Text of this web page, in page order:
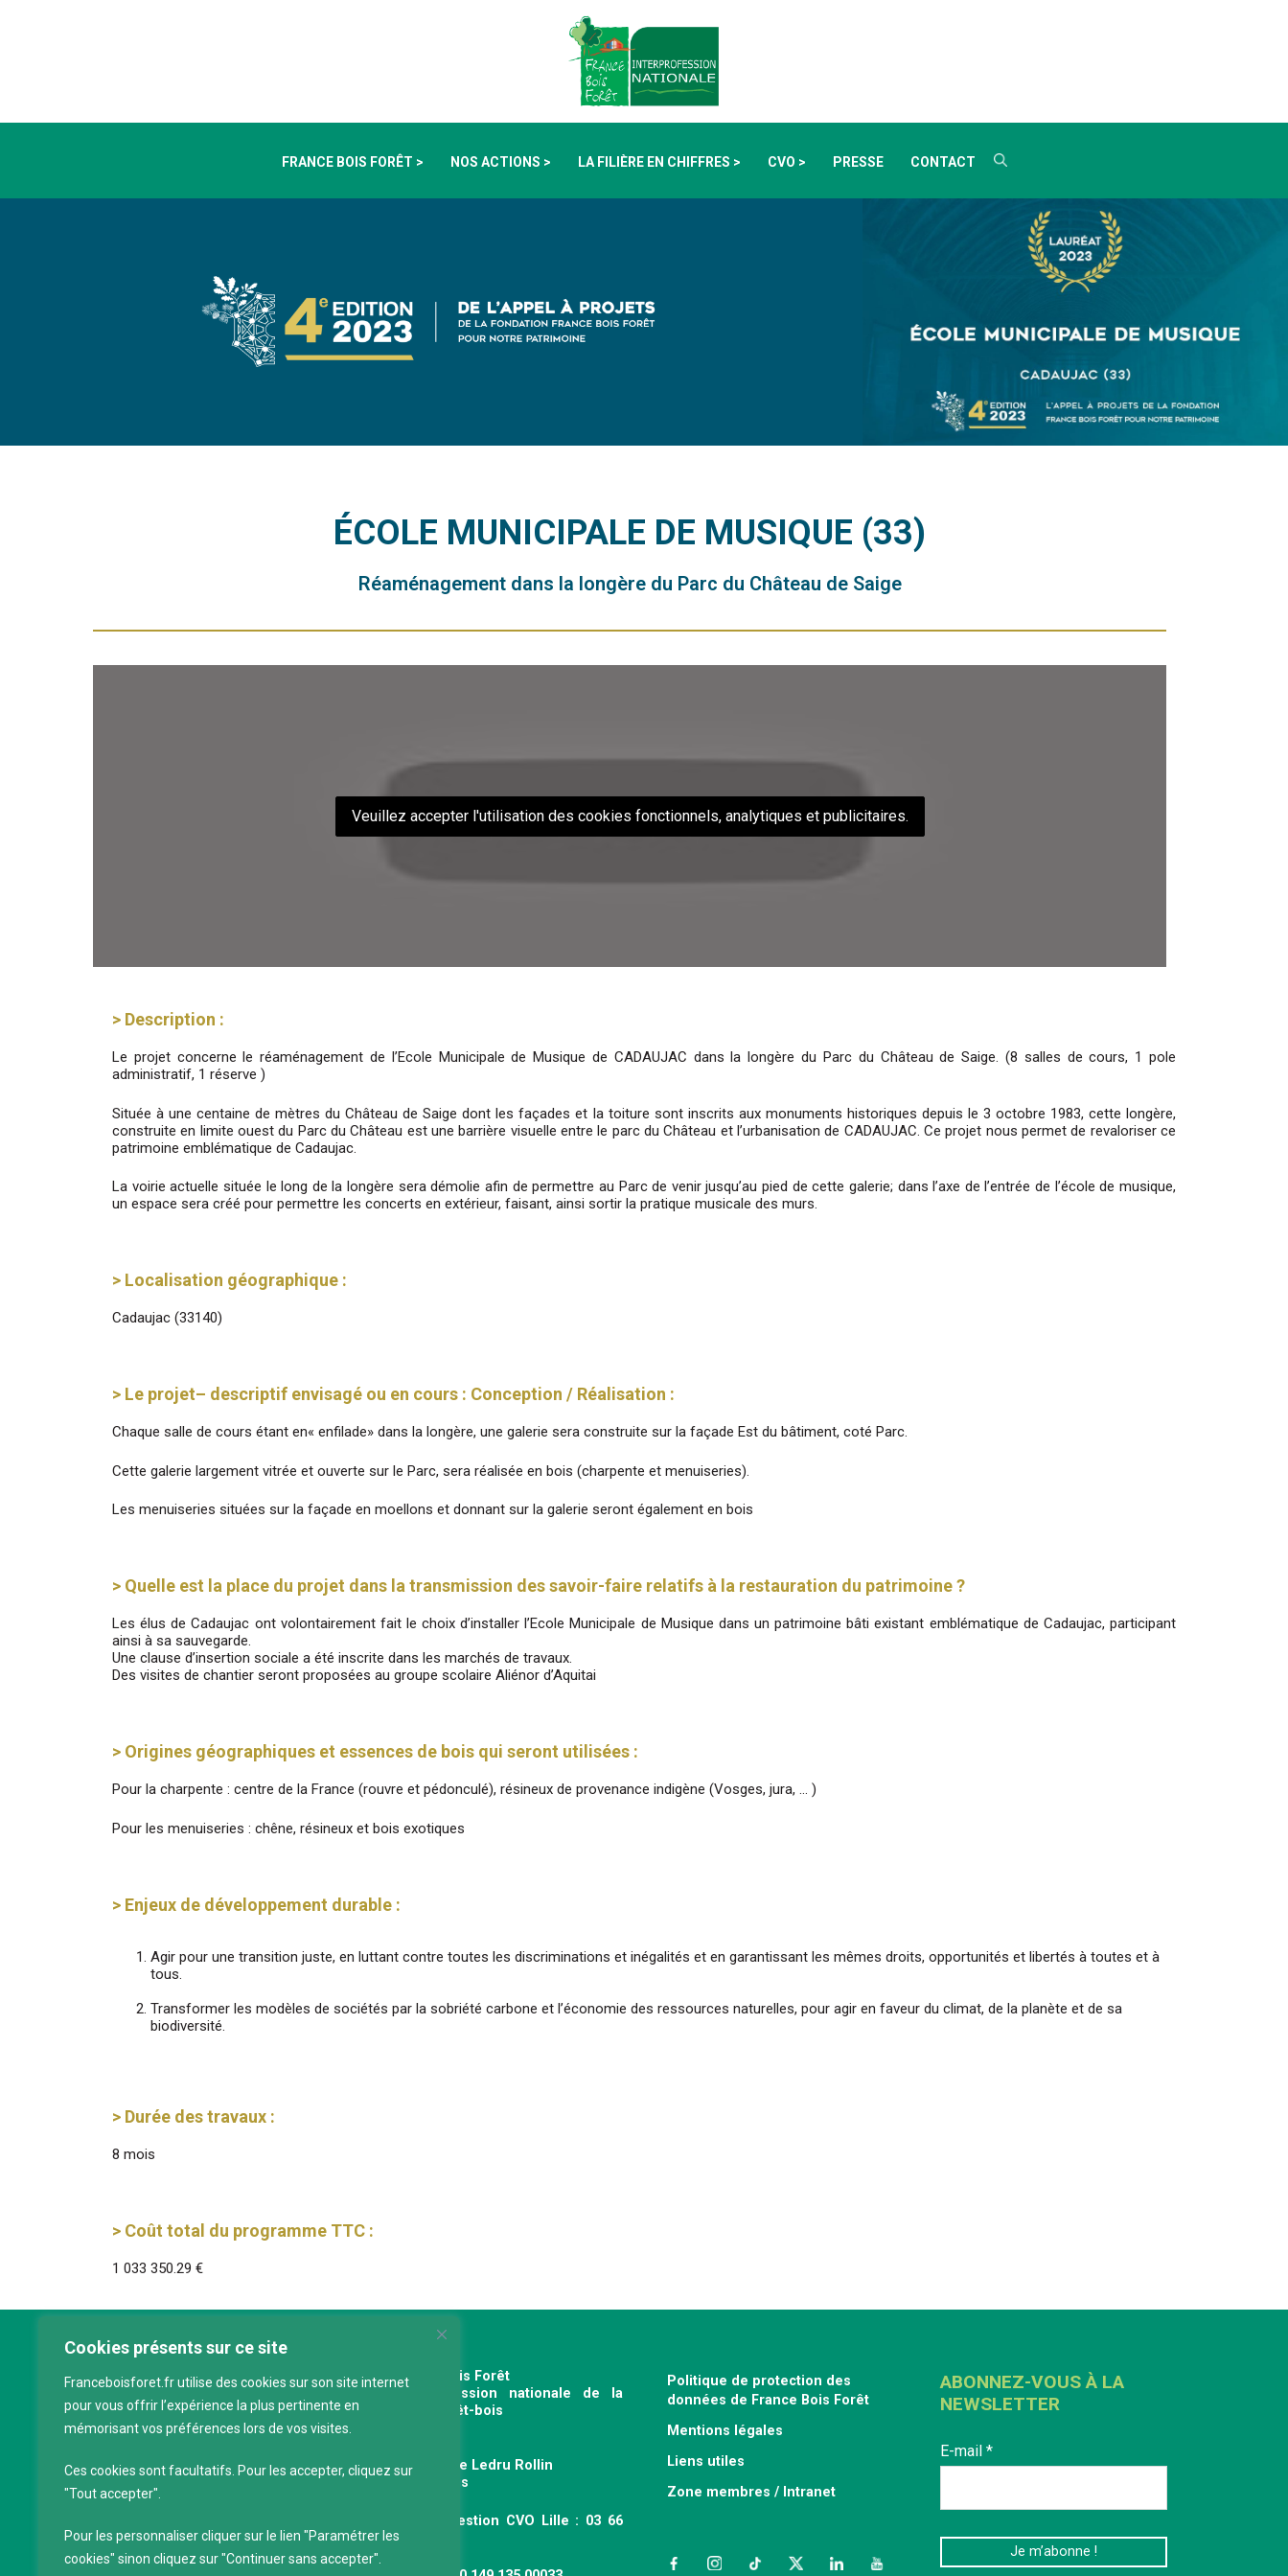
Cookies présents sur ce site
Franceboisforet.fr utilise des cookies sur son site internet
pour vous offrir l’expérience la plus pertinente en
mémorisant vos préférences lors de vos visites.
Ces cookies sont facultatifs. Pour les accepter, cliquez sur
"Tout accepter".
Pour les personnaliser cliquer sur le lien "Paramétrer les
cookies" sinon cliquez sur "Continuer sans accepter".
FRANCE BOIS FORÊT > NOS ACTIONS > LA FILIÈRE EN CHIFFRES > CVO > PRESSE CONTACT
ÉCOLE MUNICIPALE DE MUSIQUE (33)
Réaménagement dans la longère du Parc du Château de Saige
Veuillez accepter l'utilisation des cookies fonctionnels, analytiques et publicitaires.
> Description :
Le projet concerne le réaménagement de l’Ecole Municipale de Musique de CADAUJAC dans la longère du Parc du Château de Saige. (8 salles de cours, 1 pole
administratif, 1 réserve )
Située à une centaine de mètres du Château de Saige dont les façades et la toiture sont inscrits aux monuments historiques depuis le 3 octobre 1983, cette longère,
construite en limite ouest du Parc du Château est une barrière visuelle entre le parc du Château et l’urbanisation de CADAUJAC. Ce projet nous permet de revaloriser ce
patrimoine emblématique de Cadaujac.
La voirie actuelle située le long de la longère sera démolie afin de permettre au Parc de venir jusqu’au pied de cette galerie; dans l’axe de l’entrée de l’école de musique,
un espace sera créé pour permettre les concerts en extérieur, faisant, ainsi sortir la pratique musicale des murs.
> Localisation géographique :
Cadaujac (33140)
> Le projet– descriptif envisagé ou en cours : Conception / Réalisation :
Chaque salle de cours étant en« enfilade» dans la longère, une galerie sera construite sur la façade Est du bâtiment, coté Parc.
Cette galerie largement vitrée et ouverte sur le Parc, sera réalisée en bois (charpente et menuiseries).
Les menuiseries situées sur la façade en moellons et donnant sur la galerie seront également en bois
> Quelle est la place du projet dans la transmission des savoir-faire relatifs à la restauration du patrimoine ?
Les élus de Cadaujac ont volontairement fait le choix d’installer l’Ecole Municipale de Musique dans un patrimoine bâti existant emblématique de Cadaujac, participant
ainsi à sa sauvegarde.
Une clause d’insertion sociale a été inscrite dans les marchés de travaux.
Des visites de chantier seront proposées au groupe scolaire Aliénor d’Aquitai
> Origines géographiques et essences de bois qui seront utilisées :
Pour la charpente : centre de la France (rouvre et pédonculé), résineux de provenance indigène (Vosges, jura, … )
Pour les menuiseries : chêne, résineux et bois exotiques
> Enjeux de développement durable :
Agir pour une transition juste, en luttant contre toutes les discriminations et inégalités et en garantissant les mêmes droits, opportunités et libertés à toutes et à
tous.
Transformer les modèles de sociétés par la sobriété carbone et l’économie des ressources naturelles, pour agir en faveur du climat, de la planète et de sa
biodiversité.
> Durée des travaux :
8 mois
> Coût total du programme TTC :
1 033 350.29 €
France Bois Forêt
Interprofession nationale de la
filière forêt-bois
120 avenue Ledru Rollin
75011 Paris
Service gestion CVO Lille : 03 66
88 39 63
Politique de protection des
données de France Bois Forêt
Mentions légales
Liens utiles
Zone membres / Intranet
FacebookInstagramTikTokTwitterLinkedInYouTube
ABONNEZ-VOUS À LA
NEWSLETTER
E-mail *